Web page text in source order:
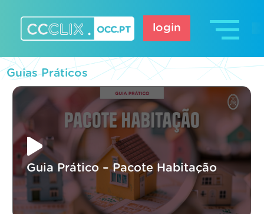
content
login
Guias Práticos
Guia Prático – Pacote Habitação